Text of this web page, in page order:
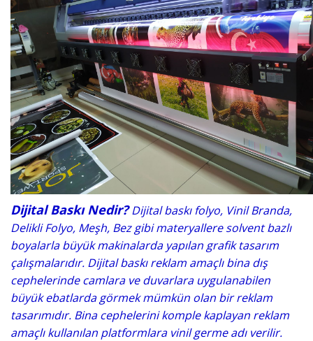
Dijital Baskı Nedir?Dijital baskı folyo, Vinil Branda,
Delikli Folyo, Meşh, Bez gibi materyallere solvent bazlı
boyalarla büyük makinalarda yapılan grafik tasarım
çalışmalarıdır. Dijital baskı reklam amaçlı bina dış
cephelerinde camlara ve duvarlara uygulanabilen
büyük ebatlarda görmek mümkün olan bir reklam
tasarımıdır. Bina cephelerini komple kaplayan reklam
amaçlı kullanılan platformlara vinil germe adı verilir.